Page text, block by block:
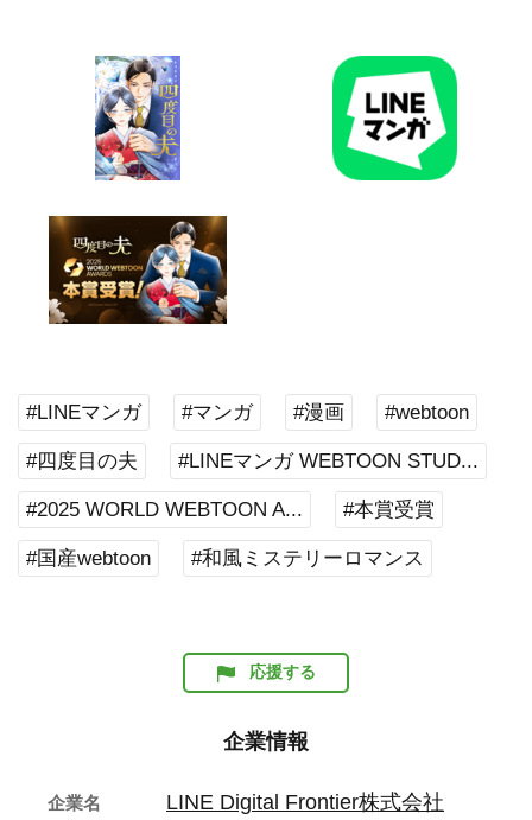
#LINEマンガ #マンガ #漫画 #webtoon
#四度目の夫 #LINEマンガ WEBTOON STUD...
#2025 WORLD WEBTOON A... #本賞受賞
#国産webtoon #和風ミステリーロマンス
応援する
企業情報
企業名 LINE Digital Frontier株式会社